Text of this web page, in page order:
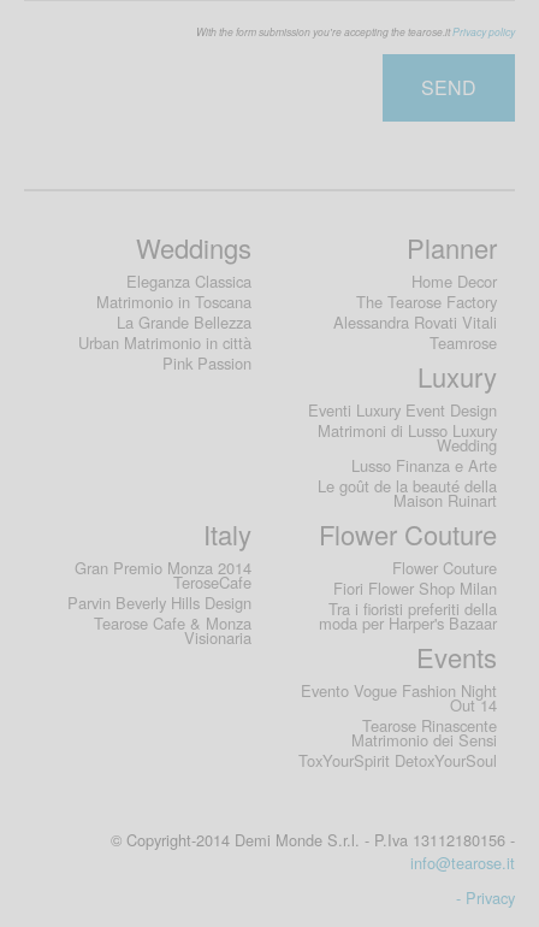
With the form submission you're accepting the tearose.itPrivacy policy
SEND
Weddings
Eleganza Classica
Matrimonio in Toscana
La Grande Bellezza
Urban Matrimonio in città
Pink Passion
Planner
Home Decor
The Tearose Factory
Alessandra Rovati Vitali
Teamrose
Luxury
Eventi Luxury Event Design
Matrimoni di Lusso Luxury
Wedding
Lusso Finanza e Arte
Le goût de la beauté della
Maison Ruinart
Italy
Gran Premio Monza 2014
TeroseCafe
Parvin Beverly Hills Design
Tearose Cafe & Monza
Visionaria
Flower Couture
Flower Couture
Fiori Flower Shop Milan
Tra i fioristi preferiti della
moda per Harper's Bazaar
Events
Evento Vogue Fashion Night
Out 14
Tearose Rinascente
Matrimonio dei Sensi
ToxYourSpirit DetoxYourSoul
© Copyright-2014 Demi Monde S.r.l. - P.Iva 13112180156 -
info@tearose.it
- Privacy